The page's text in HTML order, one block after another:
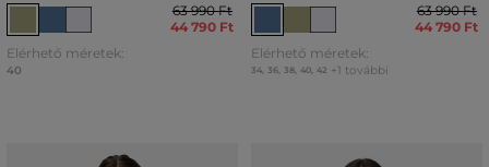
63 990 Ft
44 790 Ft
Elérhető méretek:
40
63 990 Ft
44 790 Ft
Elérhető méretek:
34, 36, 38, 40, 42 +1 további